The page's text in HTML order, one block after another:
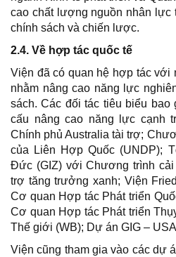
cao chất lượng nguồn nhân lực
chính sách và chiến lược.
2.4. Về hợp tác quốc tế
Viện đã có quan hệ hợp tác với
nhằm nâng cao năng lực
sách. Các đối tác tiêu biểu
cấu nâng cao năng lực cạnh
Chính phủ Australia tài trợ;
của Liên Hợp Quốc (UNDP);
Đức (GIZ) với Chương trình
trợ tăng trưởng xanh; Viện
Cơ quan Hợp tác Phát triển
Cơ quan Hợp tác Phát triển
Thế giới (WB); Dự án GIG –
Viện cũng tham gia vào các dự